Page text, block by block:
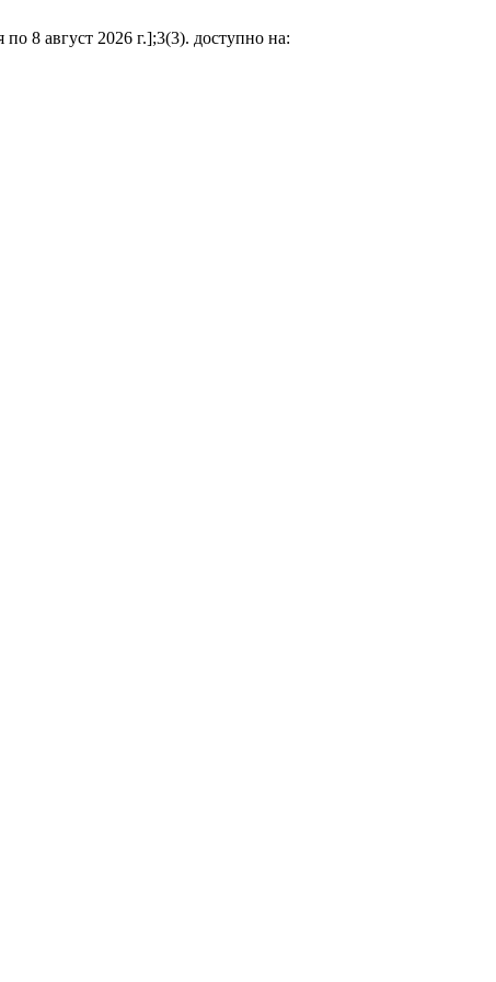
8 август 2026 г.];3(3). доступно на: